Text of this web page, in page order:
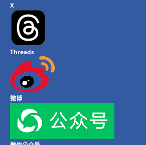
X
Threads
微博